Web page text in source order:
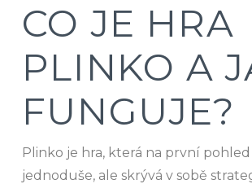
CO JE HRA
PLINKO A
FUNGUJE?
Plinko je hra, která na první
jednoduše, ale skrývá v sobě